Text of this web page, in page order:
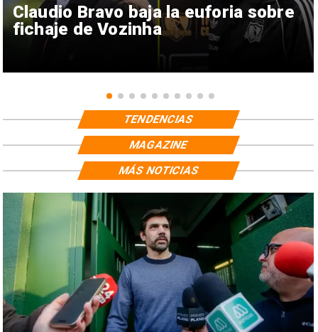
Claudio Bravo baja la euforia sobre
fichaje de Vozinha
TENDENCIAS
MAGAZINE
MÁS NOTICIAS